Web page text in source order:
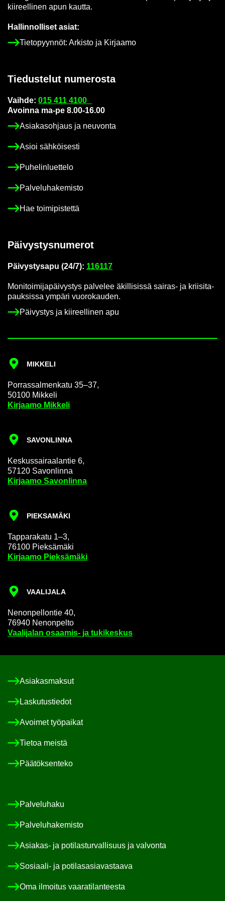
kii­reel­li­nen apun kaut­ta.
Hal­lin­nol­li­set asiat:
Tie­to­pyyn­nöt: Ar­kis­to ja Kir­jaa­mo
Tie­dus­te­lut nu­me­ros­ta
Vaih­de: 015 411 4100
Avoin­na ma-pe 8.00-16.00
Asia­kas­oh­jaus ja neu­von­ta
Asioi säh­köi­ses­ti
Pu­he­lin­luet­te­lo
Pal­ve­lu­ha­ke­mis­to
Hae toi­mi­pis­tet­tä
Päi­vys­tys­nu­me­rot
Päi­vys­tys­a­pu (24/7): 116117
Mo­ni­toi­mi­ja­päi­vys­tys pal­ve­lee äkil­li­sis­sä sairas-​ ja krii­si­ta­
pauk­sis­sa ym­pä­ri vuo­ro­kau­den.
Päi­vys­tys ja kii­reel­li­nen apu
MIK­KE­LI
Por­ras­sal­men­ka­tu 35–37,
50100 Mik­ke­li
Kir­jaa­mo Mik­ke­li
SA­VON­LIN­NA
Kes­kus­sai­raa­lan­tie 6,
57120 Sa­von­lin­na
Kir­jaa­mo Sa­von­lin­na
PIEK­SA­MÄ­KI
Tap­pa­ra­ka­tu 1–3,
76100 Piek­sä­mä­ki
Kir­jaa­mo Piek­sä­mä­ki
VAA­LI­JA­LA
Ne­non­pel­lon­tie 40,
76940 Ne­non­pel­to
Vaa­li­ja­lan osaamis-​ ja tu­ki­kes­kus
Asia­kas­mak­sut
Las­ku­tus­tie­dot
Avoi­met työ­pai­kat
Tie­toa meis­tä
Pää­tök­sen­te­ko
Pal­ve­lu­ha­ku
Pal­ve­lu­ha­ke­mis­to
Asiakas-​ ja po­ti­las­tur­val­li­suus ja val­von­ta
Sosiaali-​ ja po­ti­las­asia­vas­taa­va
Oma il­moi­tus vaa­ra­ti­lan­tees­ta